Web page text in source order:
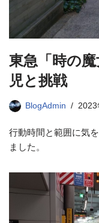
東急「時の
児と挑戦
BlogAdmin 2023
行動時間と範囲に気
ました。